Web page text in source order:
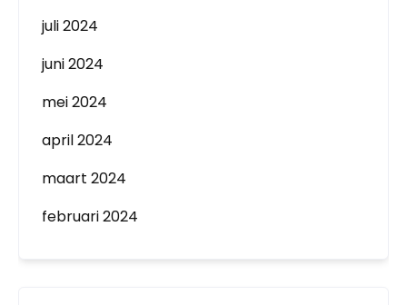
juli 2024
juni 2024
mei 2024
april 2024
maart 2024
februari 2024